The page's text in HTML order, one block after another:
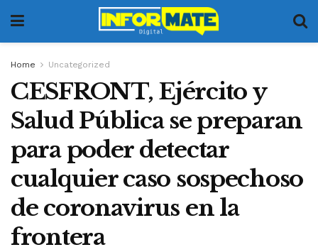
Home Uncategorized
CESFRONT, Ejército y
Salud Pública se preparan
para poder detectar
cualquier caso sospechoso
de coronavirus en la
frontera